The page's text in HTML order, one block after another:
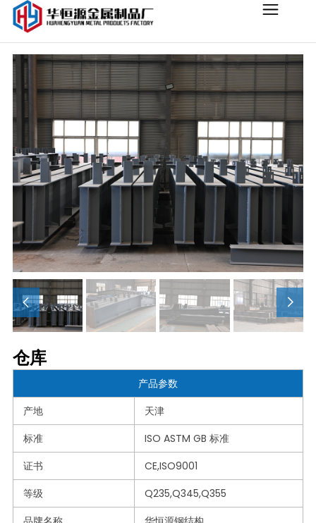
仓库
产品参数
产地
天津
标准
ISO ASTM GB 标准
证书
CE,ISO9001
等级
Q235,Q345,Q355